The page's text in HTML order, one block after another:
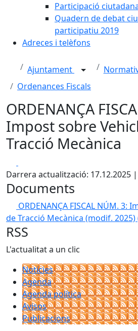
Participació
Quadern de debat
participatiu 2019
Adreces i telèfons
Ajuntament
Ordenances Fiscals
ORDENANÇA
Impost sobre
Tracció Mecànica
Darrera actualització: 17.12.2025
Documents
ORDENANÇA FISCAL NÚM. 3:
de Tracció Mecànica (modif. 2025)
RSS
L'actualitat a un clic
Notícies
Agenda
Agenda política
Avisos
Publicacions